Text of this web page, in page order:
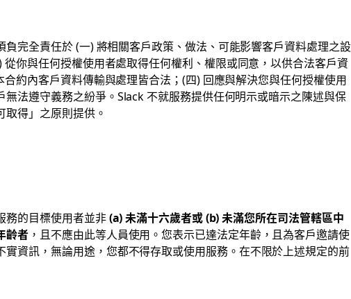
完全責任於 (一) 將相關客戶政策、做法、可能影響客戶資料處理之設
你與任何授權使用者處取得任何權利、權限或同意，以供合法客戶資
約內客戶資料傳輸與處理皆合法；(四) 回應與解決您與任何授權使用
無法遵守義務之紛爭。Slack 不就服務提供任何明示或暗示之陳述與保
得」之原則提供。
務的目標使用者並非(a) 未滿十六歲者或 (b) 未滿您所在司法管轄區中
齡者 ，且不應由此等人員使用。您表示已達法定年齡，且為客戶邀請使
實資訊，無論用途，您都不得存取或使用服務。在不限於上述規定的前